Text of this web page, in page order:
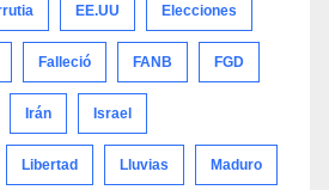
EE.UU Elecciones
Falleció FANB FGD
Irán Israel
Libertad Lluvias Maduro